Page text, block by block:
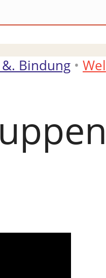
Bindung •